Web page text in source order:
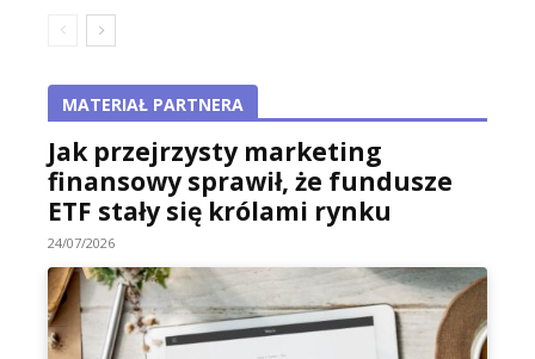
MATERIAŁ PARTNERA
Jak przejrzysty marketing
finansowy sprawił, że fundusze
ETF stały się królami rynku
24/07/2026